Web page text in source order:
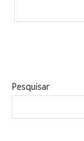
Pesquisar